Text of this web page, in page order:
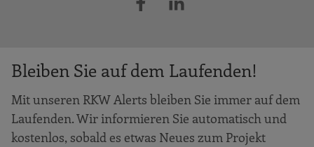
Bleiben Sie auf dem Laufenden!
Mit unseren RKW Alerts bleiben Sie immer auf dem
Laufenden. Wir informieren Sie automatisch und
kostenlos, sobald es etwas Neues zum Projekt